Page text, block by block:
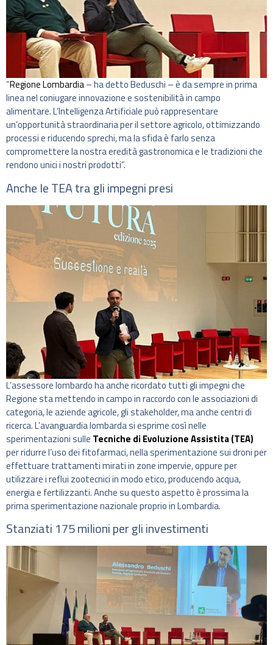
“Regione Lombardia– ha detto Beduschi – è da sempre in prima
linea nel coniugare innovazione e sostenibilità in campo
alimentare. L’Intelligenza Artificiale può rappresentare
un’opportunità straordinaria per il settore agricolo, ottimizzando
processi e riducendo sprechi, ma la sfida è farlo senza
compromettere la nostra eredità gastronomica e le tradizioni che
rendono unici i nostri prodotti”.
Anche le TEA tra gli impegni presi
L’assessore lombardo ha anche ricordato tutti gli impegni che
Regione sta mettendo in campo in raccordo con le associazioni di
categoria, le aziende agricole, gli stakeholder, ma anche centri di
ricerca. L’avanguardia lombarda si esprime così nelle
sperimentazioni sulle Tecniche di Evoluzione Assistita (TEA)
per ridurre l’uso dei fitofarmaci, nella sperimentazione sui droni per
effettuare trattamenti mirati in zone impervie, oppure per
utilizzare i reflui zootecnici in modo etico, producendo acqua,
energia e fertilizzanti. Anche su questo aspetto è prossima la
prima sperimentazione nazionale proprio in Lombardia.
Stanziati 175 milioni per gli investimenti